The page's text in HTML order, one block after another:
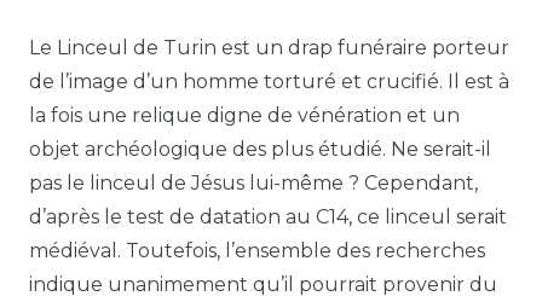
Le Linceul de Turin est un drap funéraire porteur
de l’image d’un homme torturé et crucifié. Il est à
la fois une relique digne de vénération et un
objet archéologique des plus étudié. Ne serait-il
pas le linceul de Jésus lui-même ? Cependant,
d’après le test de datation au C14, ce linceul serait
médiéval. Toutefois, l’ensemble des recherches
indique unanimement qu’il pourrait provenir du